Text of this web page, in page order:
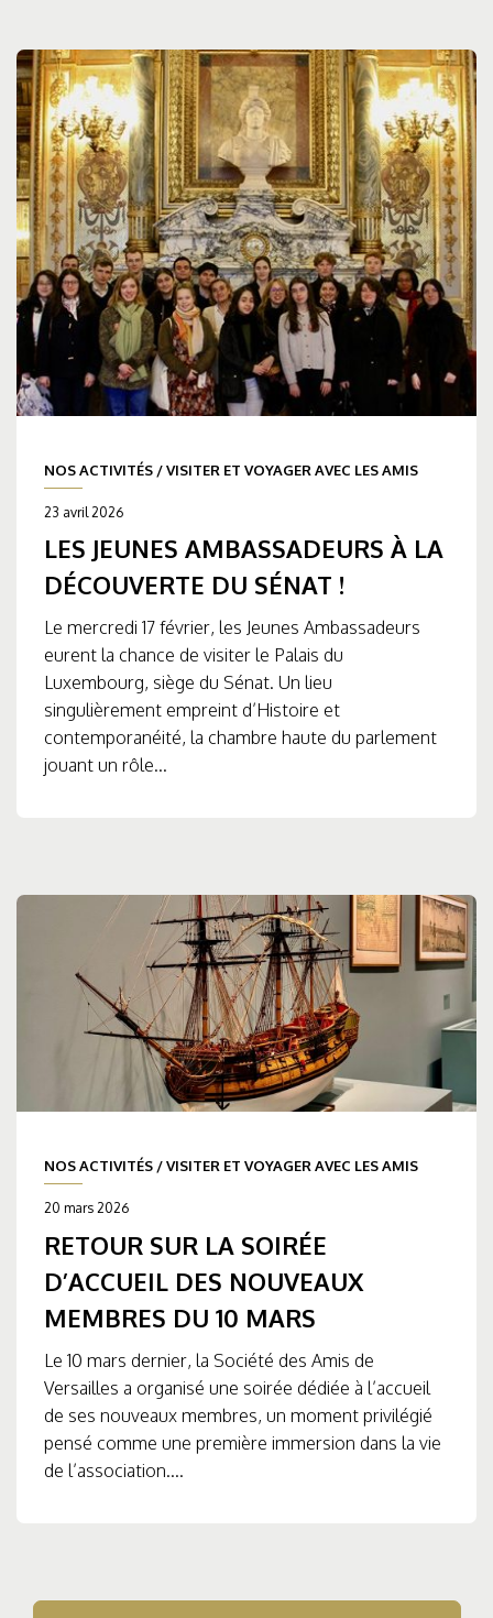
NOS ACTIVITÉS /VISITER ET VOYAGER AVEC LES AMIS
23 avril 2026
LES JEUNES AMBASSADEURS À LA
DÉCOUVERTE DU SÉNAT !
Le mercredi 17 février, les Jeunes Ambassadeurs
eurent la chance de visiter le Palais du
Luxembourg, siège du Sénat. Un lieu
singulièrement empreint d’Histoire et
contemporanéité, la chambre haute du parlement
jouant un rôle...
NOS ACTIVITÉS /VISITER ET VOYAGER AVEC LES AMIS
20 mars 2026
RETOUR SUR LA SOIRÉE
D’ACCUEIL DES NOUVEAUX
MEMBRES DU 10 MARS
Le 10 mars dernier, la Société des Amis de
Versailles a organisé une soirée dédiée à l’accueil
de ses nouveaux membres, un moment privilégié
pensé comme une première immersion dans la vie
de l’association....